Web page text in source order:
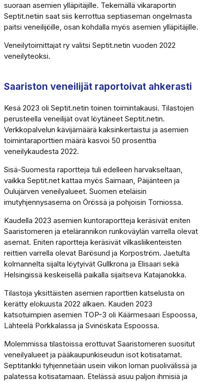
suoraan asemien ylläpitäjille. Tekemällä vikaraportin
Septit.netiin saat siis kerrottua septiaseman ongelmasta
paitsi veneilijöille, osan kohdalla myös asemien ylläpitäjille.
Veneilytoimittajat ry valitsi Septit.netin vuoden 2022
veneilyteoksi.
Saariston veneilijät raportoivat ahkerasti
Kesä 2023 oli Septit.netin toinen toimintakausi. Tilastojen
perusteella veneilijät ovat löytäneet Septit.netin.
Verkkopalvelun kävijämäärä kaksinkertaistui ja asemien
toimintaraporttien määrä kasvoi 50 prosenttia
veneilykaudesta 2022.
Sisä-Suomesta raportteja tuli edelleen harvakseltaan,
vaikka Septit.net kattaa myös Saimaan, Päijänteen ja
Oulujärven veneilyalueet. Suomen eteläisin
imutyhjennysasema on Örössä ja pohjoisin Torniossa.
Kaudella 2023 asemien kuntoraportteja keräsivät eniten
Saaristomeren ja etelärannikon runkoväylän varrella olevat
asemat. Eniten raportteja keräsivät vilkasliikenteisten
reittien varrella olevat Barösund ja Korpoström. Jaetulta
kolmannelta sijalta löytyivät Gullkrona ja Elisaari sekä
Helsingissä keskeisellä paikalla sijaitseva Katajanokka.
Tilastoja yksittäisten asemien raporttien katselusta on
kerätty elokuusta 2022 alkaen. Kauden 2023
katsotuimpien asemien TOP-3 oli Käärmesaari Espoossa,
Lähteelä Porkkalassa ja Svinöskata Espoossa.
Molemmissa tilastoissa erottuvat Saaristomeren suositut
veneilyalueet ja pääkaupunkiseudun isot kotisatamat.
Septitankki tyhjennetään usein viikon loman puolivälissä ja
palatessa kotisatamaan. Etelässä asuu paljon ihmisiä ja